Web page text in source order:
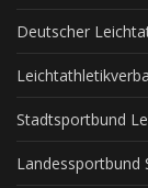
Deutscher
Stadtsportbund
Landessportbund